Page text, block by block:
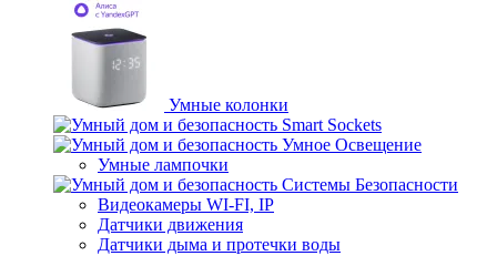
Умные колонки
Smart Sockets
Умное Освещение
Умные лампочки
Системы Безопасности
Видеокамеры WI-FI, IP
Датчики движения
Датчики дыма и протечки воды